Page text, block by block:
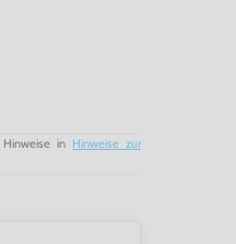
in Hinweise zur